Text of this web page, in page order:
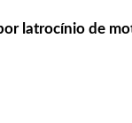
latrocínio de